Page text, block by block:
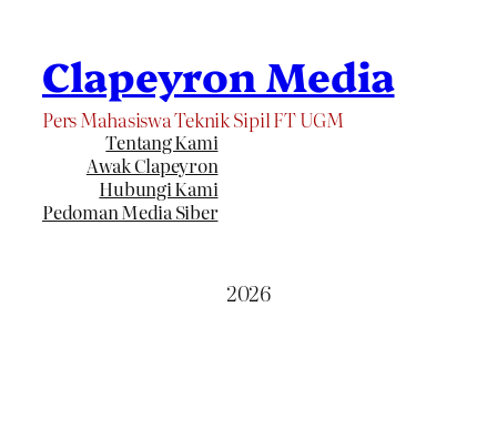
Clapeyron Media
Pers Mahasiswa Teknik Sipil FT UGM
Tentang Kami
Awak Clapeyron
Hubungi Kami
Pedoman Media Siber
2026